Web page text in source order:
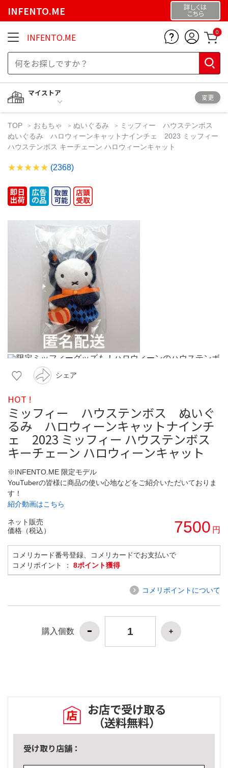
INFENTO.ME 詳しくは
こちら
INFENTO.ME 0
マイストア
変更
TOP おもちゃ ぬいぐるみ
ミッフィー ハウステンボス
ぬいぐるみ ハロウィーンキャットナインチェ 2023 ミッフィー
ハウステンボス キーチェーン ハロウィーンキャット
(2368)
シェア
HOT !
ミッフィー ハウステンボス ぬいぐ
るみ ハロウィーンキャットナインチ
ェ 2023 ミッフィー ハウステンボス
キーチェーン ハロウィーンキャット
※INFENTO.ME 限定モデル
YouTuberの皆様に商品の使い心地などをご紹介いただいておりま
す！
紹介動画はこちら
ネット販売
価格（税込）
7500 円
コメリカード番号登録、コメリカードでお支払いで
コメリポイント ： 8ポイント獲得
コメリポイントについて
購入個数
お店で受け取る
（送料無料）
受け取り店舗：